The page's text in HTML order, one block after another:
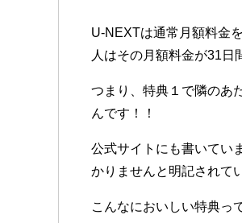
U-NEXTは通常月額料金
人はその月額料金が31日
つまり、特典１で隣のあ
んです！！
公式サイトにも書いてい
かりませんと明記されて
こんなにおいしい特典っ